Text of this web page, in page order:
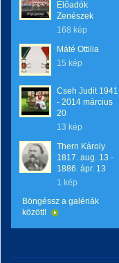
Előadók
Zenészek
168 kép
Máté Ottilia
15 kép
Cseh Judit 1941
- 2014 március
20
13 kép
Thern Károly
1817. aug. 13 -
1886. ápr. 13
1 kép
Böngéssz a galériák
között!